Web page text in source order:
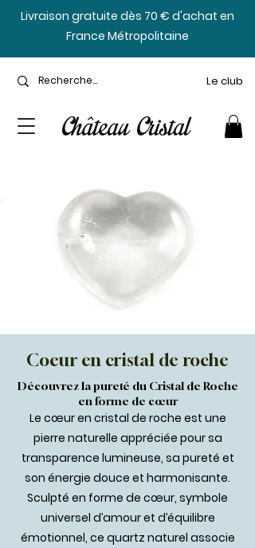
​Livraison gratuite dès 70 € d'achat en
France Métropolitaine
Le club
Coeur en cristal de roche
Découvrez la pureté du Cristal de Roche
en forme de cœur
Le cœur en cristal de roche est une
pierre naturelle appréciée pour sa
transparence lumineuse, sa pureté et
son énergie douce et harmonisante.
Sculpté en forme de cœur, symbole
universel d’amour et d’équilibre
émotionnel, ce quartz naturel associe